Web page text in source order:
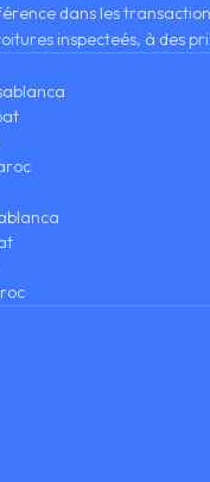
dans les
inspecteés, à des